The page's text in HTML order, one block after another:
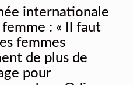
internationale
femme : « Il faut
femmes
de plus de
pour